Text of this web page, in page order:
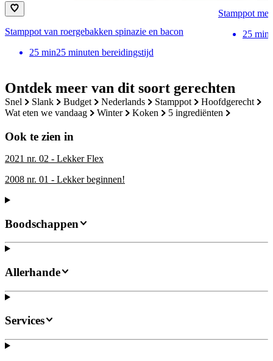
Ontdek meer van dit soort gerechten
snel slank budget nederlands stamppot
hoofdgerecht
wat eten we vandaag
winter koken 5 ingrediënten
Ook te zien in
2021 nr. 02 - Lekker Flex
2008 nr. 01 - Lekker beginnen!
Stamppot van roergebakken spinazie en bacon
25 min25 minuten bereidingstijd
Stamppot
25 min
Boodschappen
Allerhande
Services